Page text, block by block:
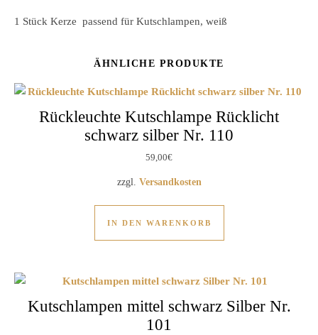
1 Stück Kerze passend für Kutschlampen, weiß
ÄHNLICHE PRODUKTE
Rückleuchte Kutschlampe Rücklicht
schwarz silber Nr. 110
59,00€
zzgl. Versandkosten
IN DEN WARENKORB
Kutschlampen mittel schwarz Silber Nr.
101